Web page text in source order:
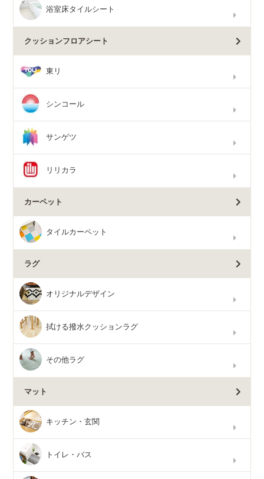
浴室床タイルシート
クッションフロアシート
東リ
シンコール
サンゲツ
リリカラ
カーペット
タイルカーペット
ラグ
オリジナルデザイン
拭ける撥水クッションラグ
その他ラグ
マット
キッチン・玄関
トイレ・バス